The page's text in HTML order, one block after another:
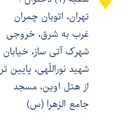
تهران، اتوبان چمران
غرب به شرق، خروجی
شهرک آتی ساز، خیابان
شهید نوراللّهی، پایین تر
از هتل اوین، مسجد
جامع الزهرا (س)